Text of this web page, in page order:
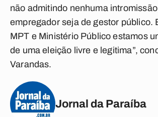
não admitindo nenhuma
empregador seja de gestor público.
MPT e Ministério Público estamos
de uma eleição livre e legitima”,
Varandas.
Jornal da Paraíba